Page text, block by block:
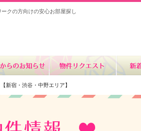
クの方向けの安心お部屋探し
新宿・渋谷・中野エリア】